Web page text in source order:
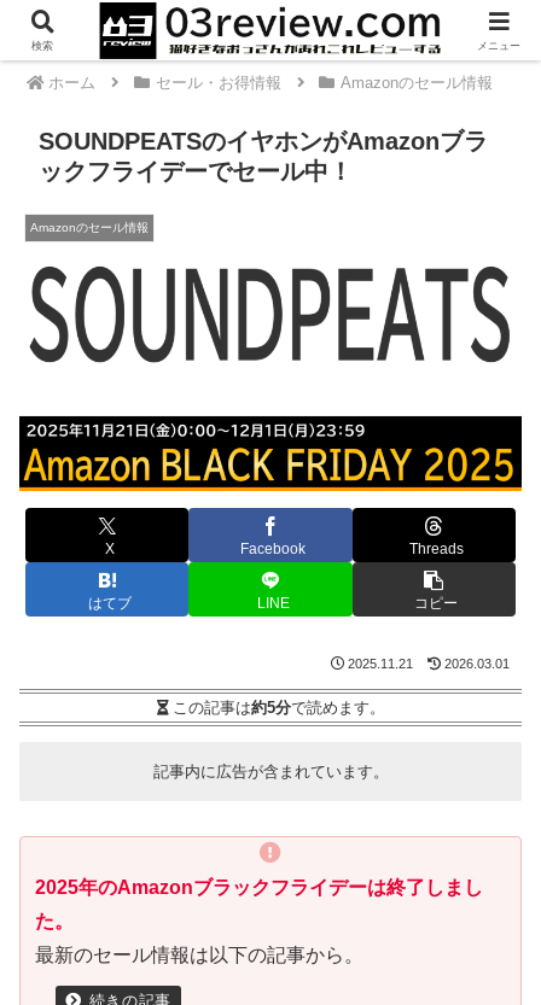
PR
ホーム セール・お得情報 Amazonのセール情報
SOUNDPEATSのイヤホンがAmazonブラ
ックフライデーでセール中！
Amazonのセール情報
X Facebook Threads
はてブ LINE コピー
2025.11.21 2026.03.01
この記事は約5分で読めます。
記事内に広告が含まれています。
2025年のAmazonブラックフライデーは終了しまし
た。
最新のセール情報は以下の記事から。
検索 メニュー